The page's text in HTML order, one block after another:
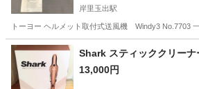
岸里玉出駅
トーヨー ヘルメット取付式送風機 Windy3 No.7703
大阪 大阪市 季節、空調家電
Shark スティッククリーナ
13,000円